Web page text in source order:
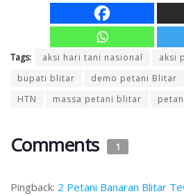
Tags: aksi hari tani nasional aksi
bupati blitar
demo petani Blitar
HTN
massa petani blitar
Comments 1
Pingback: 2 Petani Banaran Blitar